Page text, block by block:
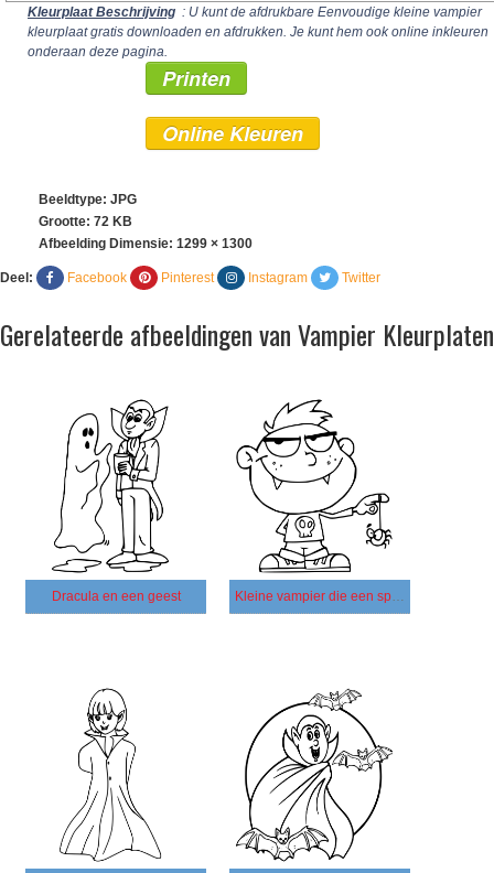
Kleurplaat Beschrijving : U kunt de afdrukbare Eenvoudige kleine vampier
kleurplaat gratis downloaden en afdrukken. Je kunt hem ook online inkleuren
onderaan deze pagina.
Printen
Online Kleuren
Beeldtype: JPG
Grootte: 72 KB
Afbeelding Dimensie: 1299 × 1300
Deel: Facebook Pinterest Instagram Twitter
Gerelateerde afbeeldingen van Vampier Kleurplaten
Dracula en een geest Kleine vampier die een spin speelt